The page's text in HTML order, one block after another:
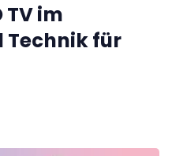
TV im
Technik für